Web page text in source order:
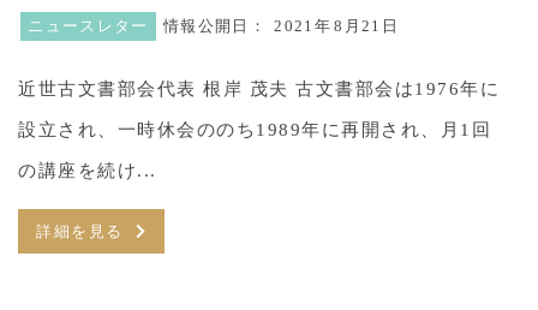
ニュースレター 情報公開日： 2021年 8月21日
近世古文書部会代表 根岸 茂夫 古文書部会は1976年に
設立され、一時休会ののち1989年に再開され、月1回
の講座を続け...
詳細を見る